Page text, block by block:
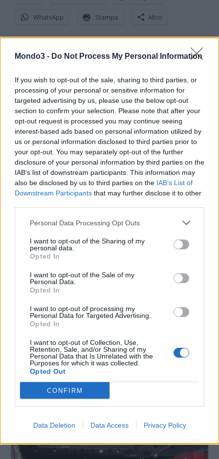
Mondo3 - Do Not Process My Personal Information
If you wish to opt-out of the sale, sharing to third parties, or
processing of your personal or sensitive information for
targeted advertising by us, please use the below opt-out
section to confirm your selection. Please note that after your
opt-out request is processed you may continue seeing
interest-based ads based on personal information utilized by
us or personal information disclosed to third parties prior to
your opt-out. You may separately opt-out of the further
disclosure of your personal information by third parties on the
IAB’s list of downstream participants. This information may
also be disclosed by us to third parties on the IAB’s List of
Downstream Participants that may further disclose it to other
Personal Data Processing Opt Outs
I want to opt-out of the Sharing of my
personal data.
Opted In
I want to opt-out of the Sale of my
Personal Data.
Opted In
I want to opt-out of processing my
Personal Data for Targeted Advertising.
Opted In
I want to opt-out of Collection, Use,
Retention, Sale, and/or Sharing of my
Personal Data that Is Unrelated with the
Purposes for which it was collected.
Opted Out
CONFIRM
Data Deletion Data Access Privacy Policy
WhatsApp Stampa Altro
LE MIGLIORI OFFERTE AMAZON
LG CHANNELS SUPERA I 5.000 CANALI A LIVELLO
POLONIA
FRITZ! FESTEGGIA I 40 ANNI: L’INNOVAZIONE